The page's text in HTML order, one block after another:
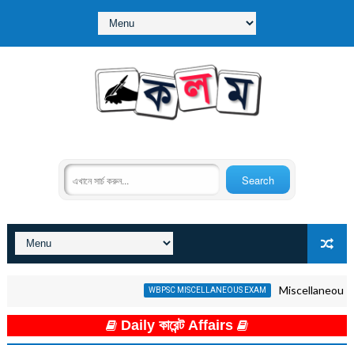
WBPSC MISCELLANEOUS EXAM Miscellaneous GK
Daily কারেন্ট Affairs